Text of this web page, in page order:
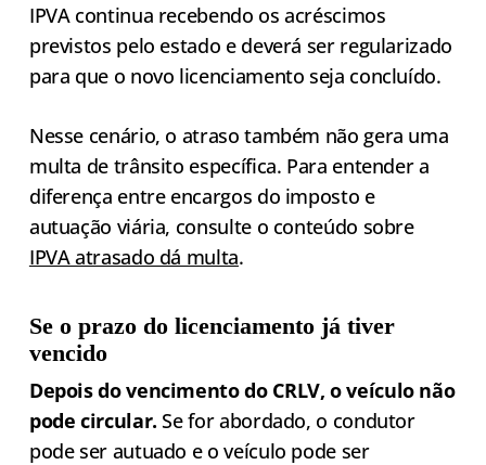
IPVA continua recebendo os acréscimos
previstos pelo estado e deverá ser regularizado
para que o novo licenciamento seja concluído.
Nesse cenário, o atraso também não gera uma
multa de trânsito específica. Para entender a
diferença entre encargos do imposto e
autuação viária, consulte o conteúdo sobre
IPVA atrasado dá multa.
Se o prazo do licenciamento já tiver
vencido
Depois do vencimento do CRLV, o veículo não
pode circular.Se for abordado, o condutor
pode ser autuado e o veículo pode ser